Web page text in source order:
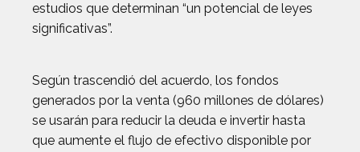
estudios que determinan “un potencial de leyes
significativas”.
Según trascendió del acuerdo, los fondos
generados por la venta (960 millones de dólares)
se usarán para reducir la deuda e invertir hasta
que aumente el flujo de efectivo disponible por